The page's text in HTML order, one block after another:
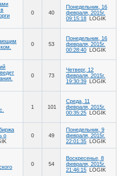
0 40
Понедельник, 16
февраля, 2015г.
09:15:18 LOGIK
0 53
Понедельник, 16
февраля, 2015г.
00:28:40 LOGIK
0 73
Четверг, 12
февраля, 2015г.
19:30:39 LOGIK
1 101
Среда, 11
февраля, 2015г.
00:35:25 LOGIK
о
0 49
Понедельник, 9
февраля, 2015г.
22:01:35 LOGIK
0 54
Воскресенье, 8
февраля, 2015г.
21:46:15 LOGIK